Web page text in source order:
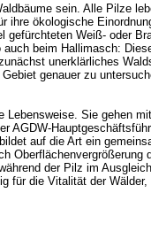
sein. Alle Pilze
ihre ökologische
Weiß- oder
beim Hallimasch:
unerklärliches
genauer zu
Lebensweise. Sie gehen
AGDW-
auf die Art ein
Oberflächenvergrößerung
der Pilz im
für die Vitalität der